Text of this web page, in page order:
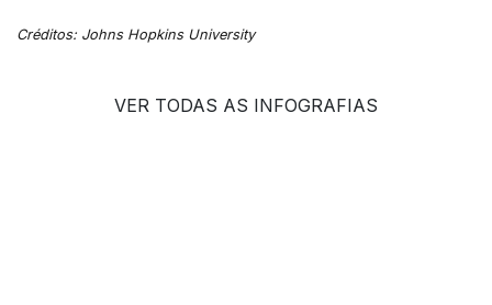
Créditos: Johns Hopkins University
VER TODAS AS INFOGRAFIAS